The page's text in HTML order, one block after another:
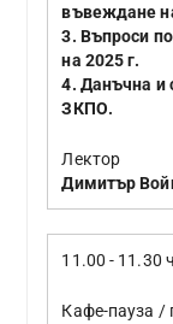
въвеждане
3. Въпроси
на 2025 г.
4. Данъчна и
ЗКПО.
Лектор
Димитър
11.00 - 11.30
Кафе-пауза /